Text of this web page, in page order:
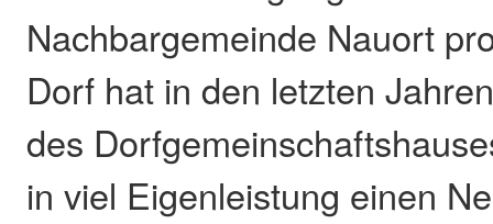
Nachbargemeinde Nauort
Dorf hat in den letzten
des
in viel Eigenleistung einen